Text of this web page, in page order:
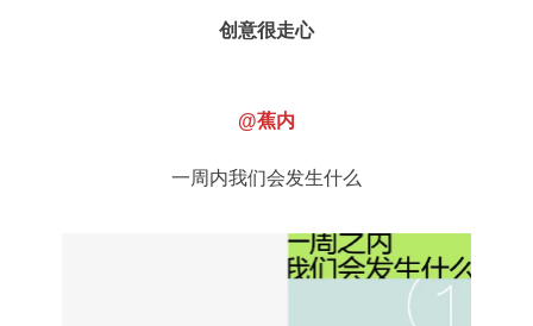
创意很走心
@蕉内
一周内我们会发生什么